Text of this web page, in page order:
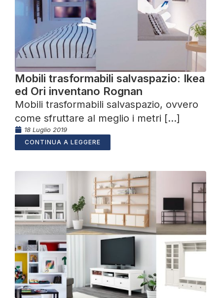
Mobili trasformabili salvaspazio: Ikea
ed Ori inventano Rognan
Mobili trasformabili salvaspazio, ovvero
come sfruttare al meglio i metri [...]
18 Luglio 2019
CONTINUA A LEGGERE